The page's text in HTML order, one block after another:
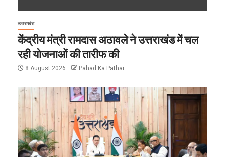
उत्तराखंड
केंद्रीय मंत्री रामदास अठावले ने उत्तराखंड में चल
रही योजनाओं की तारीफ की
8 August 2026 Pahad Ka Pathar